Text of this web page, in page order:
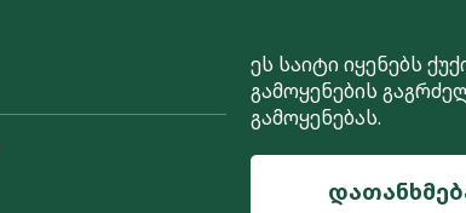
ეს საიტი იყენებს
გამოყენების
გამოყენებას.